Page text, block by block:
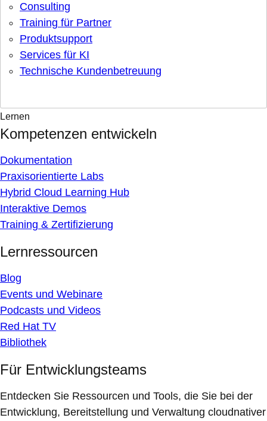
Consulting
Training für Partner
Produktsupport
Services für KI
Technische Kundenbetreuung
Lernen
Kompetenzen entwickeln
Dokumentation
Praxisorientierte Labs
Hybrid Cloud Learning Hub
Interaktive Demos
Training & Zertifizierung
Lernressourcen
Blog
Events und Webinare
Podcasts und Videos
Red Hat TV
Bibliothek
Für Entwicklungsteams
Entdecken Sie Ressourcen und Tools, die Sie bei der
Entwicklung, Bereitstellung und Verwaltung cloudnativer